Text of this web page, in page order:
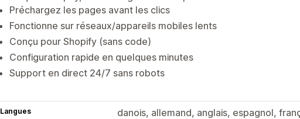
Préchargez les pages avant les clics
Fonctionne sur réseaux/appareils mobiles lents
Conçu pour Shopify (sans code)
Configuration rapide en quelques minutes
Support en direct 24/7 sans robots
Langues
danois, allemand, anglais, espagnol,